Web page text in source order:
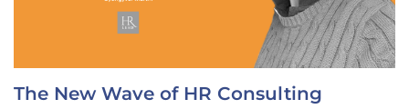
The New Wave of HR Consulting